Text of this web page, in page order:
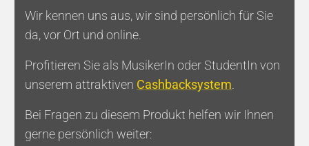
Wir kennen uns aus, wir sind persönlich für Sie
da, vor Ort und online.
Profitieren Sie als MusikerIn oder StudentIn von
unserem attraktiven Cashbacksystem.
Bei Fragen zu diesem Produkt helfen wir Ihnen
gerne persönlich weiter: